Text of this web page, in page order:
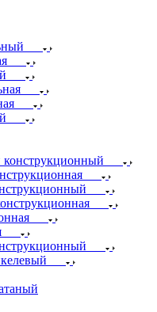
конструкционный